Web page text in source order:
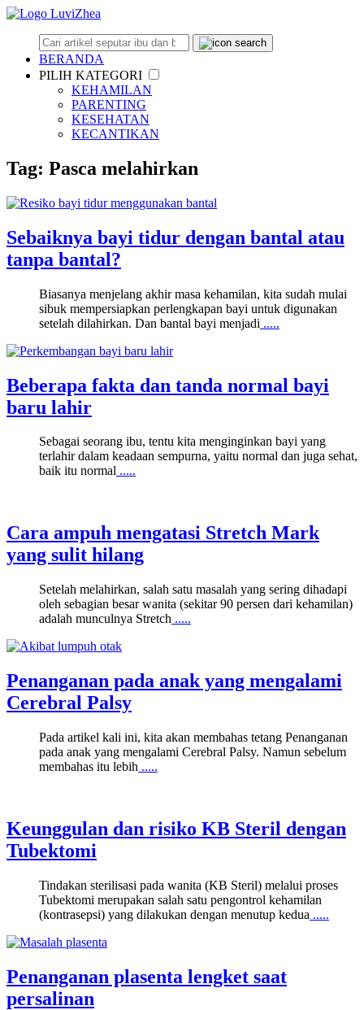
BERANDA
PILIH KATEGORI
KEHAMILAN
PARENTING
KESEHATAN
KECANTIKAN
Tag: Pasca melahirkan
Sebaiknya bayi tidur dengan bantal atau
tanpa bantal?
Biasanya menjelang akhir masa kehamilan, kita sudah mulai
sibuk mempersiapkan perlengkapan bayi untuk digunakan
setelah dilahirkan. Dan bantal bayi menjadi .....
Beberapa fakta dan tanda normal bayi
baru lahir
Sebagai seorang ibu, tentu kita menginginkan bayi yang
terlahir dalam keadaan sempurna, yaitu normal dan juga sehat,
baik itu normal .....
Cara ampuh mengatasi Stretch Mark
yang sulit hilang
Setelah melahirkan, salah satu masalah yang sering dihadapi
oleh sebagian besar wanita (sekitar 90 persen dari kehamilan)
adalah munculnya Stretch .....
Penanganan pada anak yang mengalami
Cerebral Palsy
Pada artikel kali ini, kita akan membahas tetang Penanganan
pada anak yang mengalami Cerebral Palsy. Namun sebelum
membahas itu lebih .....
Keunggulan dan risiko KB Steril dengan
Tubektomi
Tindakan sterilisasi pada wanita (KB Steril) melalui proses
Tubektomi merupakan salah satu pengontrol kehamilan
(kontrasepsi) yang dilakukan dengan menutup kedua .....
Penanganan plasenta lengket saat
persalinan